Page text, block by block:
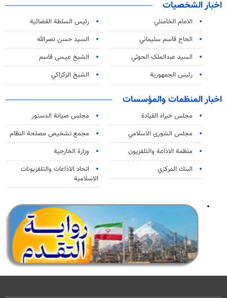
اخبار الشخصيات
الامام الخامنئي
رئیس السلطة القضائیة
الحاج قاسم سليماني
السيد حسن نصرالله
السید عبدالملک الحوثي
الشيخ عيسى قاسم
رئيس الجمهورية
الشيخ الزكزاكي
اخبار المنظمات والمؤسسات
مجلس خبراء القيادة
مجلس صيانة الدستور
مجلس الشورى الاسلامي
مجمع تشخيص مصلحة النظام
منظمة الاذاعة والتلفزیون
وزارة الخارجية
البنك المركزي
اتحاد الاذاعات والتلفزيونات
الاسلامية